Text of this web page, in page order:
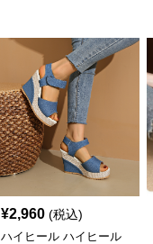
¥2,960 (税込)
ハイヒール ハイヒール